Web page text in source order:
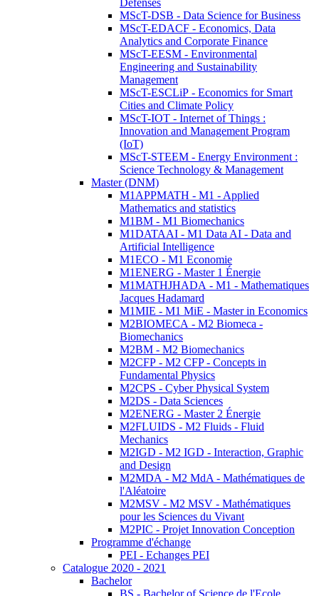
Defenses
MScT-DSB - Data Science for Business
MScT-EDACF - Economics, Data
Analytics and Corporate Finance
MScT-EESM - Environmental
Engineering and Sustainability
Management
MScT-ESCLiP - Economics for Smart
Cities and Climate Policy
MScT-IOT - Internet of Things :
Innovation and Management Program
(IoT)
MScT-STEEM - Energy Environment :
Science Technology & Management
Master (DNM)
M1APPMATH - M1 - Applied
Mathematics and statistics
M1BM - M1 Biomechanics
M1DATAAI - M1 Data AI - Data and
Artificial Intelligence
M1ECO - M1 Economie
M1ENERG - Master 1 Énergie
M1MATHJHADA - M1 - Mathematiques
Jacques Hadamard
M1MIE - M1 MiE - Master in Economics
M2BIOMECA - M2 Biomeca -
Biomechanics
M2BM - M2 Biomechanics
M2CFP - M2 CFP - Concepts in
Fundamental Physics
M2CPS - Cyber Physical System
M2DS - Data Sciences
M2ENERG - Master 2 Énergie
M2FLUIDS - M2 Fluids - Fluid
Mechanics
M2IGD - M2 IGD - Interaction, Graphic
and Design
M2MDA - M2 MdA - Mathématiques de
l'Aléatoire
M2MSV - M2 MSV - Mathématiques
pour les Sciences du Vivant
M2PIC - Projet Innovation Conception
Programme d'échange
PEI - Echanges PEI
Catalogue 2020 - 2021
Bachelor
BS - Bachelor of Science de l'Ecole